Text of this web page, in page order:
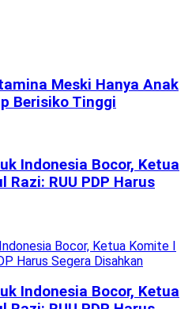
Meski Hanya Anak
Berisiko Tinggi
Indonesia Bocor, Ketua
Razi: RUU PDP Harus
Indonesia Bocor, Ketua